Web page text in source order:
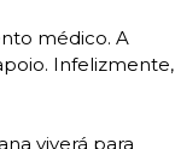
médico. A
Infelizmente,
viverá para